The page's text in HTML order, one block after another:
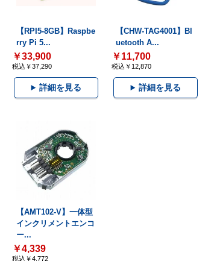
【RPI5-8GB】Raspbe
rry Pi 5...
￥33,900
税込￥37,290
詳細を見る
【CHW-TAG4001】Bl
uetooth A...
￥11,700
税込￥12,870
詳細を見る
【AMT102-V】一体型
インクリメントエンコ
ー...
￥4,339
税込￥4,772